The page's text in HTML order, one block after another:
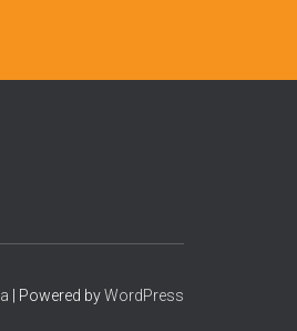
| Powered byWordPress